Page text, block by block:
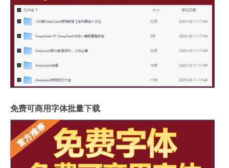
免费可商用字体批量下载